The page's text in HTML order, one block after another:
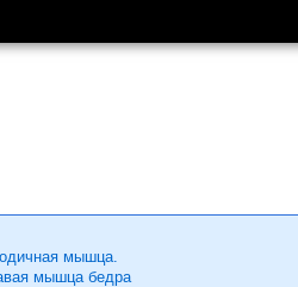
мышца.
мышца бедра